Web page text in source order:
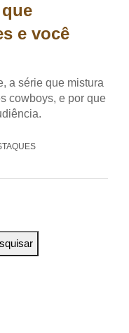
e você
a série que mistura
cowboys, e por que